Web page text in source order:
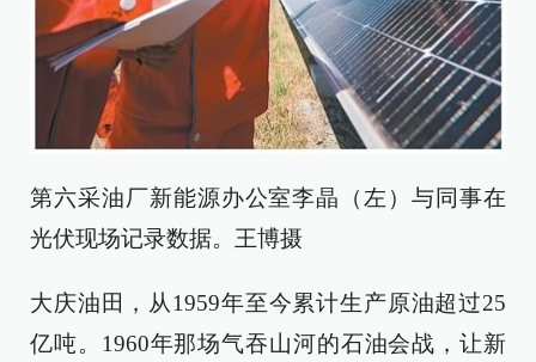
第六采油厂新能源办公室李晶（左）与同事在
光伏现场记录数据。王博摄
大庆油田，从1959年至今累计生产原油超过25
亿吨。1960年那场气吞山河的石油会战，让新